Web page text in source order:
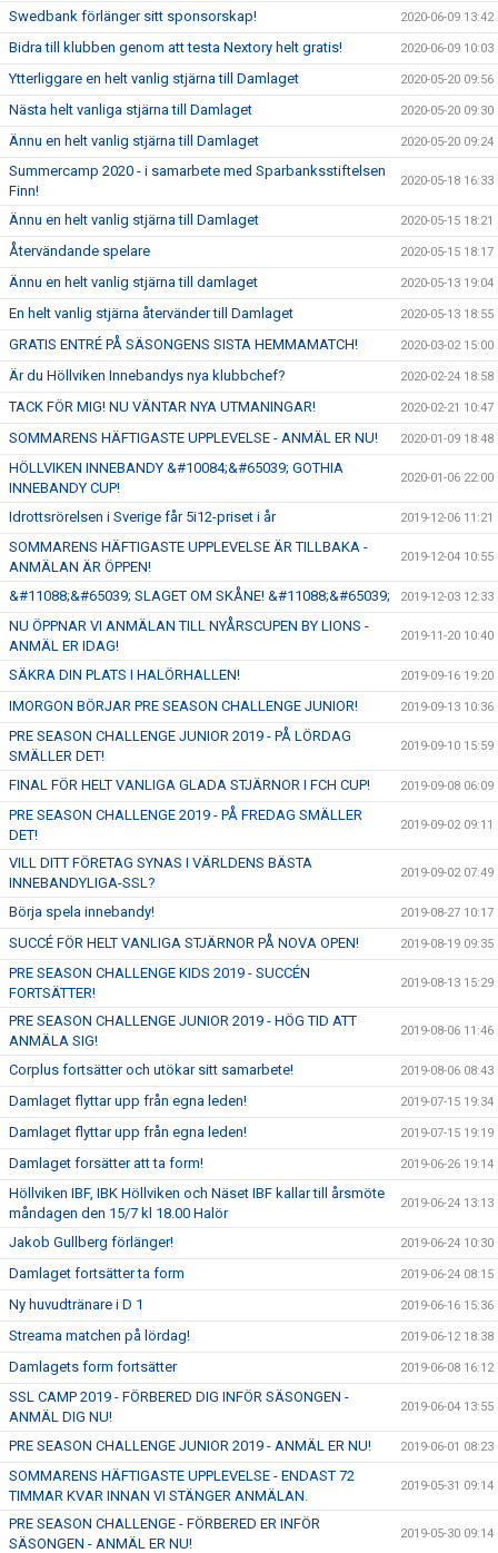
Swedbank förlänger sitt sponsorskap! 2020-06-09 13:42
Bidra till klubben genom att testa Nextory helt gratis! 2020-06-09 10:03
Ytterliggare en helt vanlig stjärna till Damlaget 2020-05-20 09:56
Nästa helt vanliga stjärna till Damlaget 2020-05-20 09:30
Ännu en helt vanlig stjärna till Damlaget 2020-05-20 09:24
Summercamp 2020 - i samarbete med Sparbanksstiftelsen
Finn!
2020-05-18 16:33
Ännu en helt vanlig stjärna till Damlaget 2020-05-15 18:21
Återvändande spelare 2020-05-15 18:17
Ännu en helt vanlig stjärna till damlaget 2020-05-13 19:04
En helt vanlig stjärna återvänder till Damlaget 2020-05-13 18:55
GRATIS ENTRÉ PÅ SÄSONGENS SISTA HEMMAMATCH! 2020-03-02 15:00
Är du Höllviken Innebandys nya klubbchef? 2020-02-24 18:58
TACK FÖR MIG! NU VÄNTAR NYA UTMANINGAR! 2020-02-21 10:47
SOMMARENS HÄFTIGASTE UPPLEVELSE - ANMÄL ER NU! 2020-01-09 18:48
HÖLLVIKEN INNEBANDY &#10084;&#65039; GOTHIA
INNEBANDY CUP!
2020-01-06 22:00
Idrottsrörelsen i Sverige får 5i12-priset i år 2019-12-06 11:21
SOMMARENS HÄFTIGASTE UPPLEVELSE ÄR TILLBAKA -
ANMÄLAN ÄR ÖPPEN!
2019-12-04 10:55
&#11088;&#65039; SLAGET OM SKÅNE! &#11088;&#65039; 2019-12-03 12:33
NU ÖPPNAR VI ANMÄLAN TILL NYÅRSCUPEN BY LIONS -
ANMÄL ER IDAG!
2019-11-20 10:40
SÄKRA DIN PLATS I HALÖRHALLEN! 2019-09-16 19:20
IMORGON BÖRJAR PRE SEASON CHALLENGE JUNIOR! 2019-09-13 10:36
PRE SEASON CHALLENGE JUNIOR 2019 - PÅ LÖRDAG
SMÄLLER DET!
2019-09-10 15:59
FINAL FÖR HELT VANLIGA GLADA STJÄRNOR I FCH CUP! 2019-09-08 06:09
PRE SEASON CHALLENGE 2019 - PÅ FREDAG SMÄLLER
DET!
2019-09-02 09:11
VILL DITT FÖRETAG SYNAS I VÄRLDENS BÄSTA
INNEBANDYLIGA-SSL?
2019-09-02 07:49
Börja spela innebandy! 2019-08-27 10:17
SUCCÉ FÖR HELT VANLIGA STJÄRNOR PÅ NOVA OPEN! 2019-08-19 09:35
PRE SEASON CHALLENGE KIDS 2019 - SUCCÉN
FORTSÄTTER!
2019-08-13 15:29
PRE SEASON CHALLENGE JUNIOR 2019 - HÖG TID ATT
ANMÄLA SIG!
2019-08-06 11:46
Corplus fortsätter och utökar sitt samarbete! 2019-08-06 08:43
Damlaget flyttar upp från egna leden! 2019-07-15 19:34
Damlaget flyttar upp från egna leden! 2019-07-15 19:19
Damlaget forsätter att ta form! 2019-06-26 19:14
Höllviken IBF, IBK Höllviken och Näset IBF kallar till årsmöte
måndagen den 15/7 kl 18.00 Halör
2019-06-24 13:13
Jakob Gullberg förlänger! 2019-06-24 10:30
Damlaget fortsätter ta form 2019-06-24 08:15
Ny huvudtränare i D 1 2019-06-16 15:36
Streama matchen på lördag! 2019-06-12 18:38
Damlagets form fortsätter 2019-06-08 16:12
SSL CAMP 2019 - FÖRBERED DIG INFÖR SÄSONGEN -
ANMÄL DIG NU!
2019-06-04 13:55
PRE SEASON CHALLENGE JUNIOR 2019 - ANMÄL ER NU! 2019-06-01 08:23
SOMMARENS HÄFTIGASTE UPPLEVELSE - ENDAST 72
TIMMAR KVAR INNAN VI STÄNGER ANMÄLAN.
2019-05-31 09:14
PRE SEASON CHALLENGE - FÖRBERED ER INFÖR
SÄSONGEN - ANMÄL ER NU!
2019-05-30 09:14